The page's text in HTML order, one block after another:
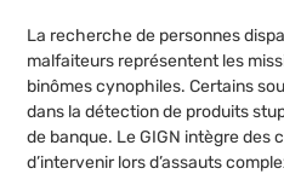
La recherche de personnes
malfaiteurs représentent les
binômes cynophiles. Certains
dans la détection de produits
de banque. Le GIGN intègre des
d’intervenir lors d’assauts